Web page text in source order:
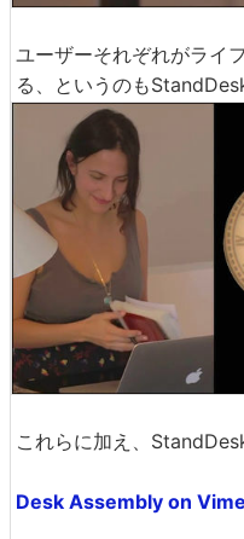
ユーザーそれぞれがライ
る、というのも
これらに加え、
Desk Assembly on